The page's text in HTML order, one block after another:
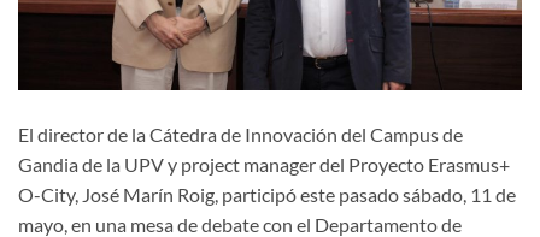
El director de la Cátedra de Innovación del Campus de
Gandia de la UPV y project manager del Proyecto Erasmus+
O-City, José Marín Roig, participó este pasado sábado, 11 de
mayo, en una mesa de debate con el Departamento de